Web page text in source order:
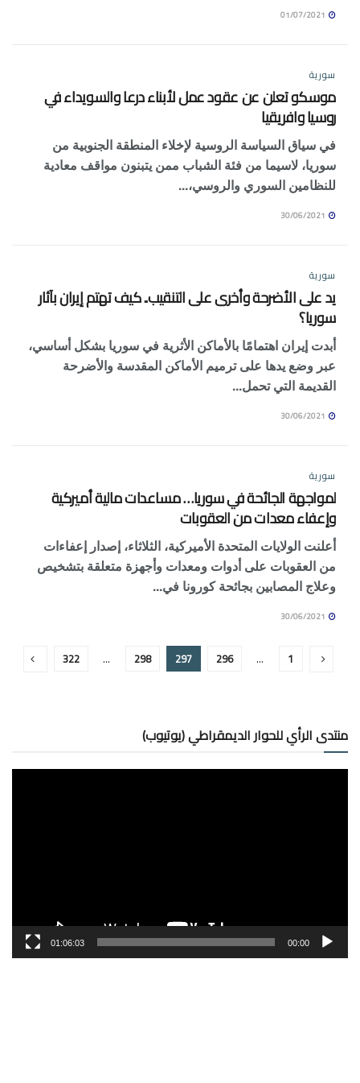
سورية
موسكو تعلن عن عقود عمل لأبناء درعا والسويداء في
روسيا وافريقيا
في سياق السياسة الروسية لإخلاء المنطقة الجنوبية من
سوريا، لاسيما من فئة الشباب ممن يتبنون مواقف معادية
للنظامين السوري والروسي،...
سورية
يد على الأضرحة وأخرى على التنقيب.. كيف تهتم إيران بآثار
سوريا؟
أبدت إيران اهتمامًا بالأماكن الأثرية في سوريا بشكل أساسي،
عبر وضع يدها على ترميم الأماكن المقدسة والأضرحة
القديمة التي تحمل...
سورية
لمواجهة الجائحة في سوريا… مساعدات مالية أميركية
وإعفاء معدات من العقوبات
أعلنت الولايات المتحدة الأميركية، الثلاثاء، إصدار إعفاءات
من العقوبات على أدوات ومعدات وأجهزة متعلقة بتشخيص
وعلاج المصابين بجائحة كورونا في...
1
…
296
297
298
…
322
منتدى الرأي للحوار الديمقراطي (يوتيوب)
00:00
01:06:03